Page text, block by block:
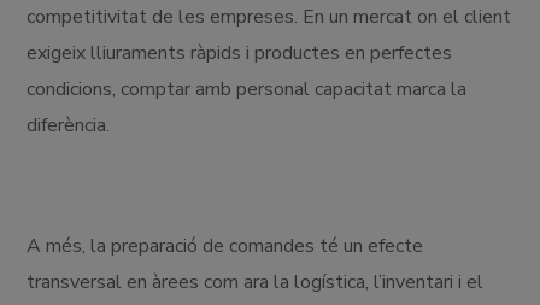
competitivitat de les empreses. En un mercat on el client
exigeix ​​lliuraments ràpids i productes en perfectes
condicions, comptar amb personal capacitat marca la
diferència.
A més, la preparació de comandes té un efecte
transversal en àrees com ara la logística, l’inventari i el